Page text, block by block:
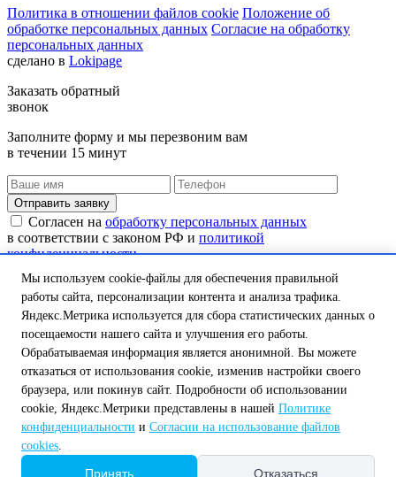
Политика в отношении файлов cookie Положение об
обработке персональных данных Согласие на обработку
персональных данных
сделано в Lokipage
Мы используем cookie-файлы для обеспечения правильной
работы сайта, персонализации контента и анализа трафика.
Яндекс.Метрика используется для сбора статистических данных о
посещаемости нашего сайта и улучшения его работы.
Обрабатываемая информация является анонимной. Вы можете
отказаться от использования cookie, изменив настройки своего
браузера, или покинув сайт. Подробности об использовании
cookie, Яндекс.Метрики представлены в нашей Политике
конфиденциальности и Согласии на использование файлов
cookies.
Принять Отказаться
Заказать обратный
звонок
Заполните форму и мы перезвоним вам
в течении 15 минут
Согласен на обработку персональных данных
в соответствии с законом РФ и политикой
конфиденциальности
Рассчитать стоимость
Заполните форму и мы перезвоним вам
в течении 15 минут
Согласен наобработку персональных данных
в соответствии с законом РФ иполитикой
конфиденциальности
Ваша заявка принята!